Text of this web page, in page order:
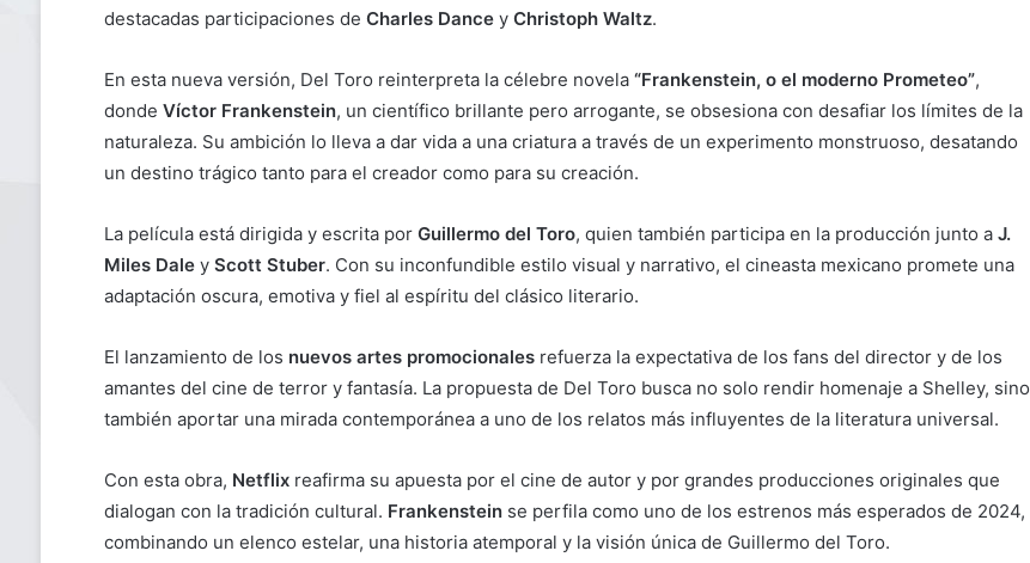
destacadas participaciones de Charles Dancey Christoph Waltz.
En esta nueva versión, Del Toro reinterpreta la célebre novela “Frankenstein, o el moderno Prometeo”,
donde Víctor Frankenstein, un científico brillante pero arrogante, se obsesiona con desafiar los límites de la
naturaleza. Su ambición lo lleva a dar vida a una criatura a través de un experimento monstruoso, desatando
un destino trágico tanto para el creador como para su creación.
La película está dirigida y escrita por Guillermo del Toro, quien también participa en la producción junto a J.
Miles Daley Scott Stuber. Con su inconfundible estilo visual y narrativo, el cineasta mexicano promete una
adaptación oscura, emotiva y fiel al espíritu del clásico literario.
El lanzamiento de los nuevos artes promocionalesrefuerza la expectativa de los fans del director y de los
amantes del cine de terror y fantasía. La propuesta de Del Toro busca no solo rendir homenaje a Shelley, sino
también aportar una mirada contemporánea a uno de los relatos más influyentes de la literatura universal.
Con esta obra, Netflixreafirma su apuesta por el cine de autor y por grandes producciones originales que
dialogan con la tradición cultural. Frankensteinse perfila como uno de los estrenos más esperados de 2024,
combinando un elenco estelar, una historia atemporal y la visión única de Guillermo del Toro.